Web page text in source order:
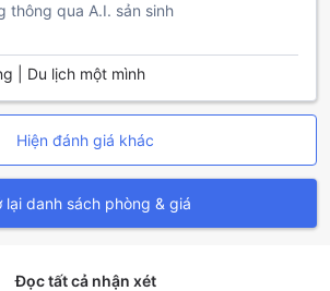
Tại Town Check-In
mỗi phòng nghỉ được thiết kế để mang
đa cho du khách. Với hệ thống điều
đại, bạn sẽ luôn cảm thấy dễ chịu, bất
Phòng còn được trang bị tivi với
bạn có thể thưởng thức các bộ
yêu thích trong không gian riêng tư
bạn cũng có thể thư giãn với các bộ
bảo cho những giây phút giải trí
nghỉ dưỡng, mỗi phòng đều có
thông qua A.I. sản sinh
| Du lịch một mình
Hiện đánh giá khác
lại danh sách phòng & giá
Đọc tất cả nhận xét